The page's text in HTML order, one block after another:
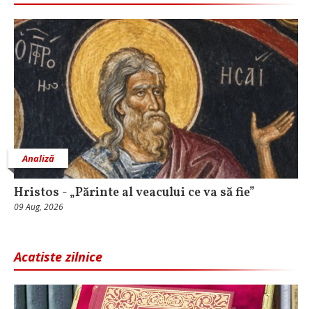
Analiză
Hristos - „Părinte al veacului ce va să fie”
09 Aug, 2026
Acatiste zilnice